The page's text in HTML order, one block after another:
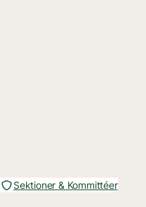
Sektioner & Kommittéer